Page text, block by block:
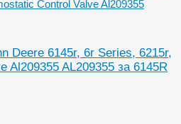
Control Valve Al209355
Deere 6145r, 6r Series, 6215r,
Al209355 AL209355 за 6145R